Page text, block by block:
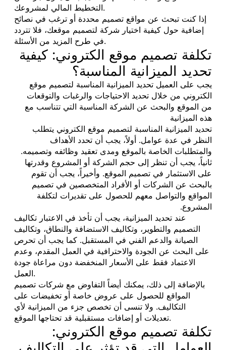
التخطيط المالي لمشروعك.
إذا كنت تبحث عن مواقع تصميم محددة أو ترغب في نصائح
إضافية حول كيفية اختيار شركة لتصميم موقعك، فلا تتردد
في طرح المزيد من الأسئلة.
تكلفة تصميم موقع الكتروني: كيفية
تحديد الميزانية المناسبة؟
يجب على العميل تحديد الميزانية المناسبة لتصميم موقع
الكتروني من خلال تحديد الاحتياجات والرغبات والتوقعات
من الموقع والبحث عن الشركة المناسبة التي تتناسب مع
هذه الميزانية
تحديد الميزانية المناسبة لتصميم موقع الكتروني يتطلب
النظر في عدة عوامل. أولاً، يجب أن تحدد الأهداف
والمتطلبات الخاصة بالموقع ومدى تعقيد وظائفه وتصميمه.
ثانياً، يجب أن تنظر إلى حجم الشركة أو المشروع وقدرتها
على الاستثمار في تصميم الموقع. وأخيراً، يجب أن تقوم
بالبحث عن الشركات أو الأفراد المتخصصين في تصميم
المواقع والتواصل معهم للحصول على تقديرات لتكلفة
المشروع.
عند تحديد الميزانية، يجب أن تأخذ في الاعتبار تكاليف
التصميم والتطوير، وتكاليف الاستضافة والنطاق، وتكاليف
الصيانة والدعم الفني في المستقبل. كما يجب أن تحرص
على البحث عن الجودة والاحترافية في العمل المقدم، وعدم
الاعتماد فقط على الأسعار المنخفضة دون مراعاة جودة
العمل.
بالإضافة إلى ذلك، يمكنك أيضاً التفاوض مع شركات تصميم
المواقع للحصول على عروض خاصة أو تخفيضات على
التكاليف. ولا تنسى أن تخصص جزء من الميزانية لأي
تعديلات أو إضافات مستقبلية قد تحتاجها الموقع.
تكلفة تصميم موقع الكتروني: